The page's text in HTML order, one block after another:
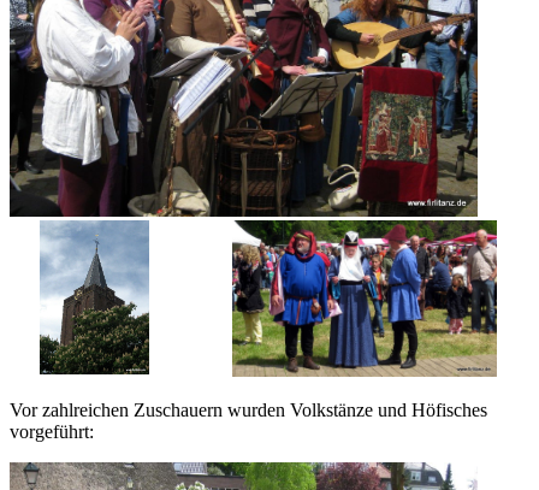
Vor zahlreichen Zuschauern wurden Volkstänze und Höfisches
vorgeführt: